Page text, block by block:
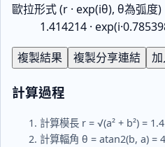
歐拉形式 (r · exp(iθ), θ為弧度)
1.414214 ·
複製結果
複製分享連結
計算過程
計算模長 r = √(a² + b²) =
計算輻角 θ = atan2(b, a) =